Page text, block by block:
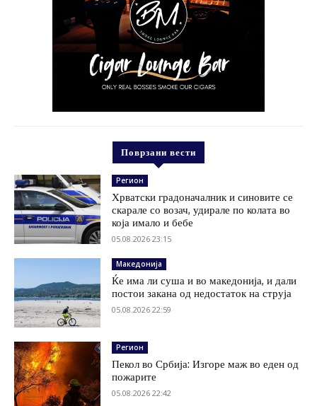
Поврзани вести
Регион
Хрватски градоначалник и синовите се
скарале со возач, удирале по колата во
која имало и бебе
05.08.2026 23:15
Македонија
Ќе има ли суша и во македонија, и дали
постои закана од недостаток на струја
05.08.2026 22:59
Регион
Пекол во Србија: Изгоре маж во еден од
пожарите
05.08.2026 22:42